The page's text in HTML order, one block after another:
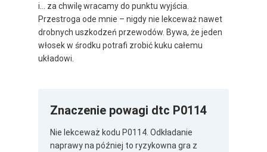
i... za chwilę wracamy do punktu wyjścia.
Przestroga ode mnie – nigdy nie lekceważ nawet
drobnych uszkodzeń przewodów. Bywa, że jeden
włosek w środku potrafi zrobić kuku całemu
układowi.
Znaczenie powagi dtc P0114
Nie lekceważ kodu P0114. Odkładanie
naprawy na później to ryzykowna gra z